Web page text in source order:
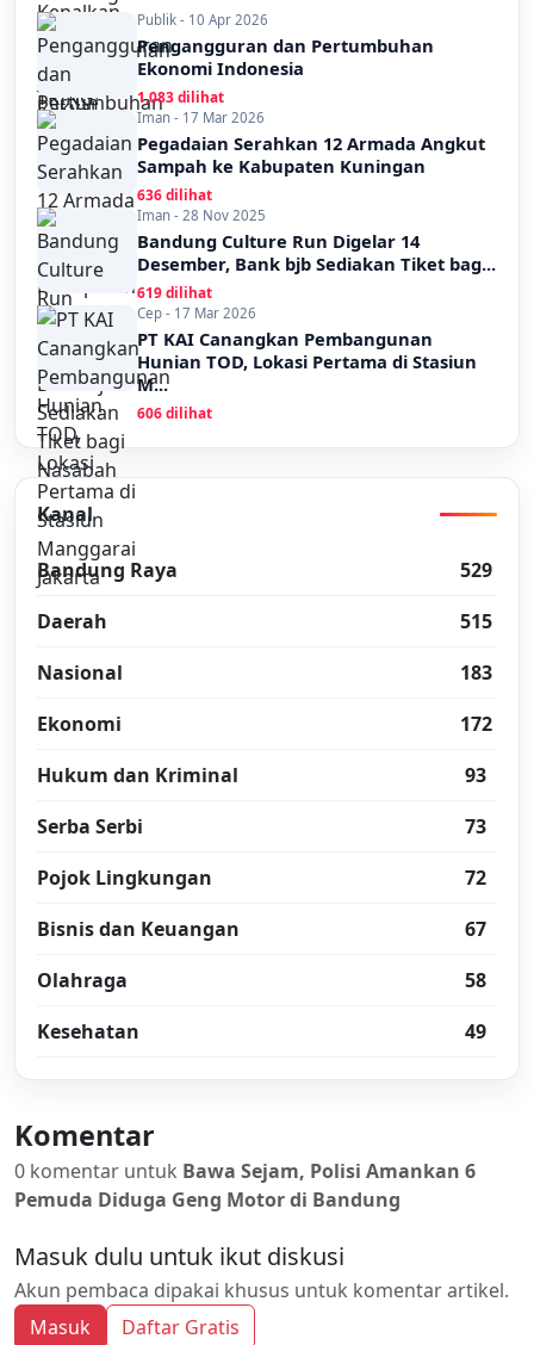
Publik - 10 Apr 2026
Pengangguran dan Pertumbuhan
Ekonomi Indonesia
1,083 dilihat
Iman - 17 Mar 2026
Pegadaian Serahkan 12 Armada Angkut
Sampah ke Kabupaten Kuningan
636 dilihat
Iman - 28 Nov 2025
Bandung Culture Run Digelar 14
Desember, Bank bjb Sediakan Tiket bag...
619 dilihat
Cep - 17 Mar 2026
PT KAI Canangkan Pembangunan
Hunian TOD, Lokasi Pertama di Stasiun
M...
606 dilihat
Kanal
Bandung Raya
529
Daerah
515
Nasional
183
Ekonomi
172
Hukum dan Kriminal
93
Serba Serbi
73
Pojok Lingkungan
72
Bisnis dan Keuangan
67
Olahraga
58
Kesehatan
49
Komentar
0 komentar untuk Bawa Sejam, Polisi Amankan 6
Pemuda Diduga Geng Motor di Bandung
Masuk dulu untuk ikut diskusi
Akun pembaca dipakai khusus untuk komentar artikel.
Masuk
Daftar Gratis